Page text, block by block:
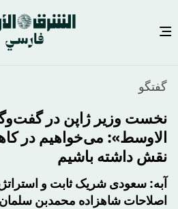
محتوای
اصلی
گفتگو
نخست وزیر ژاپن در
الاوسط»: می‌خواهیم در
نقش داشته باشیم
​آبه: سعودی شریک ثابت و
اصلاحات شاهزاده محمدبن